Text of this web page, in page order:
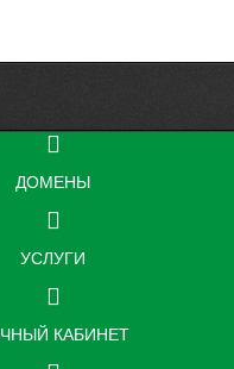
ДОМЕНЫ
УСЛУГИ
КАБИНЕТ